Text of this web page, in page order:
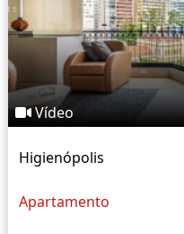
Vídeo
Higienópolis
Apartamento